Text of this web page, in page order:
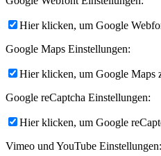
Hier klicken, um Google
Google Maps Einstellungen:
Hier klicken, um Google Maps
Google reCaptcha Einstellungen:
Hier klicken, um Google
Vimeo und YouTube Einstellungen: